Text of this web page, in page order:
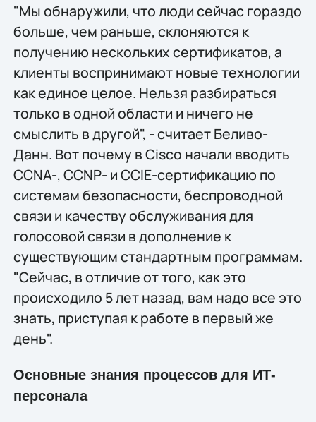
"Мы обнаружили, что люди сейчас гораздо
больше, чем раньше, склоняются к
получению нескольких сертификатов, а
клиенты воспринимают новые технологии
как единое целое. Нельзя разбираться
только в одной области и ничего не
смыслить в другой", - считает Беливо-
Данн. Вот почему в Cisco начали вводить
CCNA-, CCNP- и CCIE-сертификацию по
системам безопасности, беспроводной
связи и качеству обслуживания для
голосовой связи в дополнение к
существующим стандартным программам.
"Сейчас, в отличие от того, как это
происходило 5 лет назад, вам надо все это
знать, приступая к работе в первый же
день".
Основные знания процессов для ИТ-
персонала